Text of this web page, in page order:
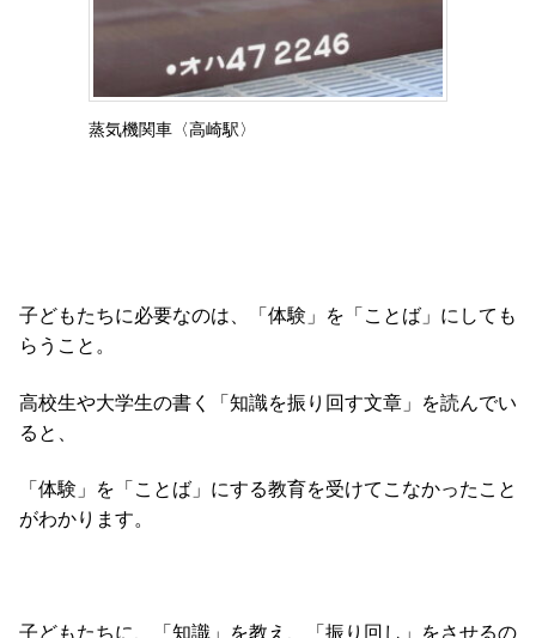
蒸気機関車〈高崎駅〉
子どもたちに必要なのは、「体験」を「ことば」にしても
らうこと。
高校生や大学生の書く「知識を振り回す文章」を読んでい
ると、
「体験」を「ことば」にする教育を受けてこなかったこと
がわかります。
子どもたちに、「知識」を教え、「振り回し」をさせるの